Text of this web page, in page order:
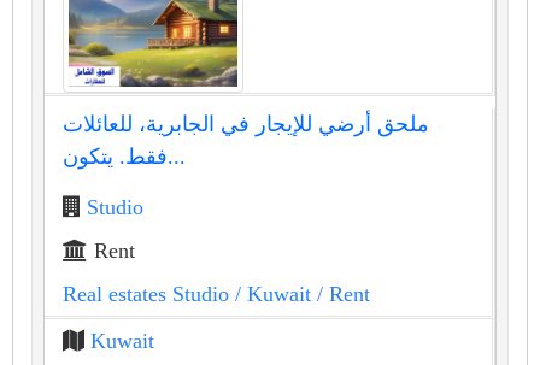
ملحق أرضي للإيجار في الجابرية، للعائلات
فقط. يتكون...
Studio
Rent
Real estates Studio / Kuwait / Rent
Kuwait